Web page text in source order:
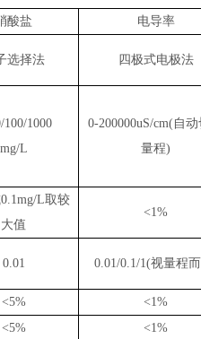
酸盐 电导率
选择法 四极式电极法
100/1000
mg/L
0-200000uS/cm( 自
量程)
0.1mg/L取较
大值
<1%
0.01 0.01/0.1/1(视量程
<5%
<1%
<5%
<1%